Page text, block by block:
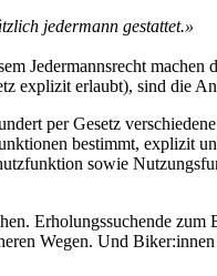
jedermann gestattet.»
Jedermannsrecht
explizit erlaubt), sind die
per Gesetz
bestimmt,
sowie
Erholungssuchende
Wegen. Und